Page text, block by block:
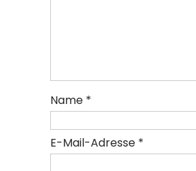
Name *
E-Mail-Adresse *